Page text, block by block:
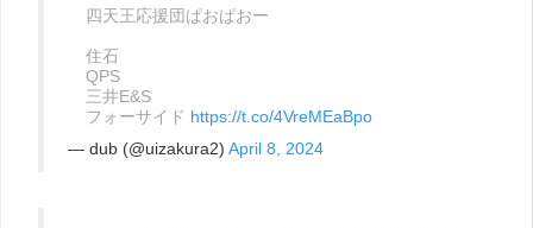
四天王応援団ぱおぱおー
住石
QPS
三井E&S
フォーサイド https://t.co/4VreMEaBpo
— dub (@uizakura2) April 8, 2024